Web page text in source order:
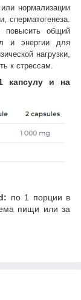
нормализации
сперматогенеза.
повысить общий
и энергии для
нагрузки,
к стрессам.
капсулу и на
по 1 порции в
пищи или за